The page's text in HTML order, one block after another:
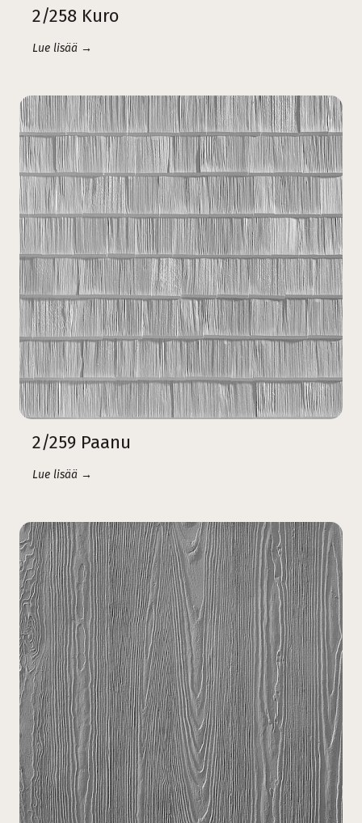
2/258 Kuro
Lue lisää →
2/259 Paanu
Lue lisää →